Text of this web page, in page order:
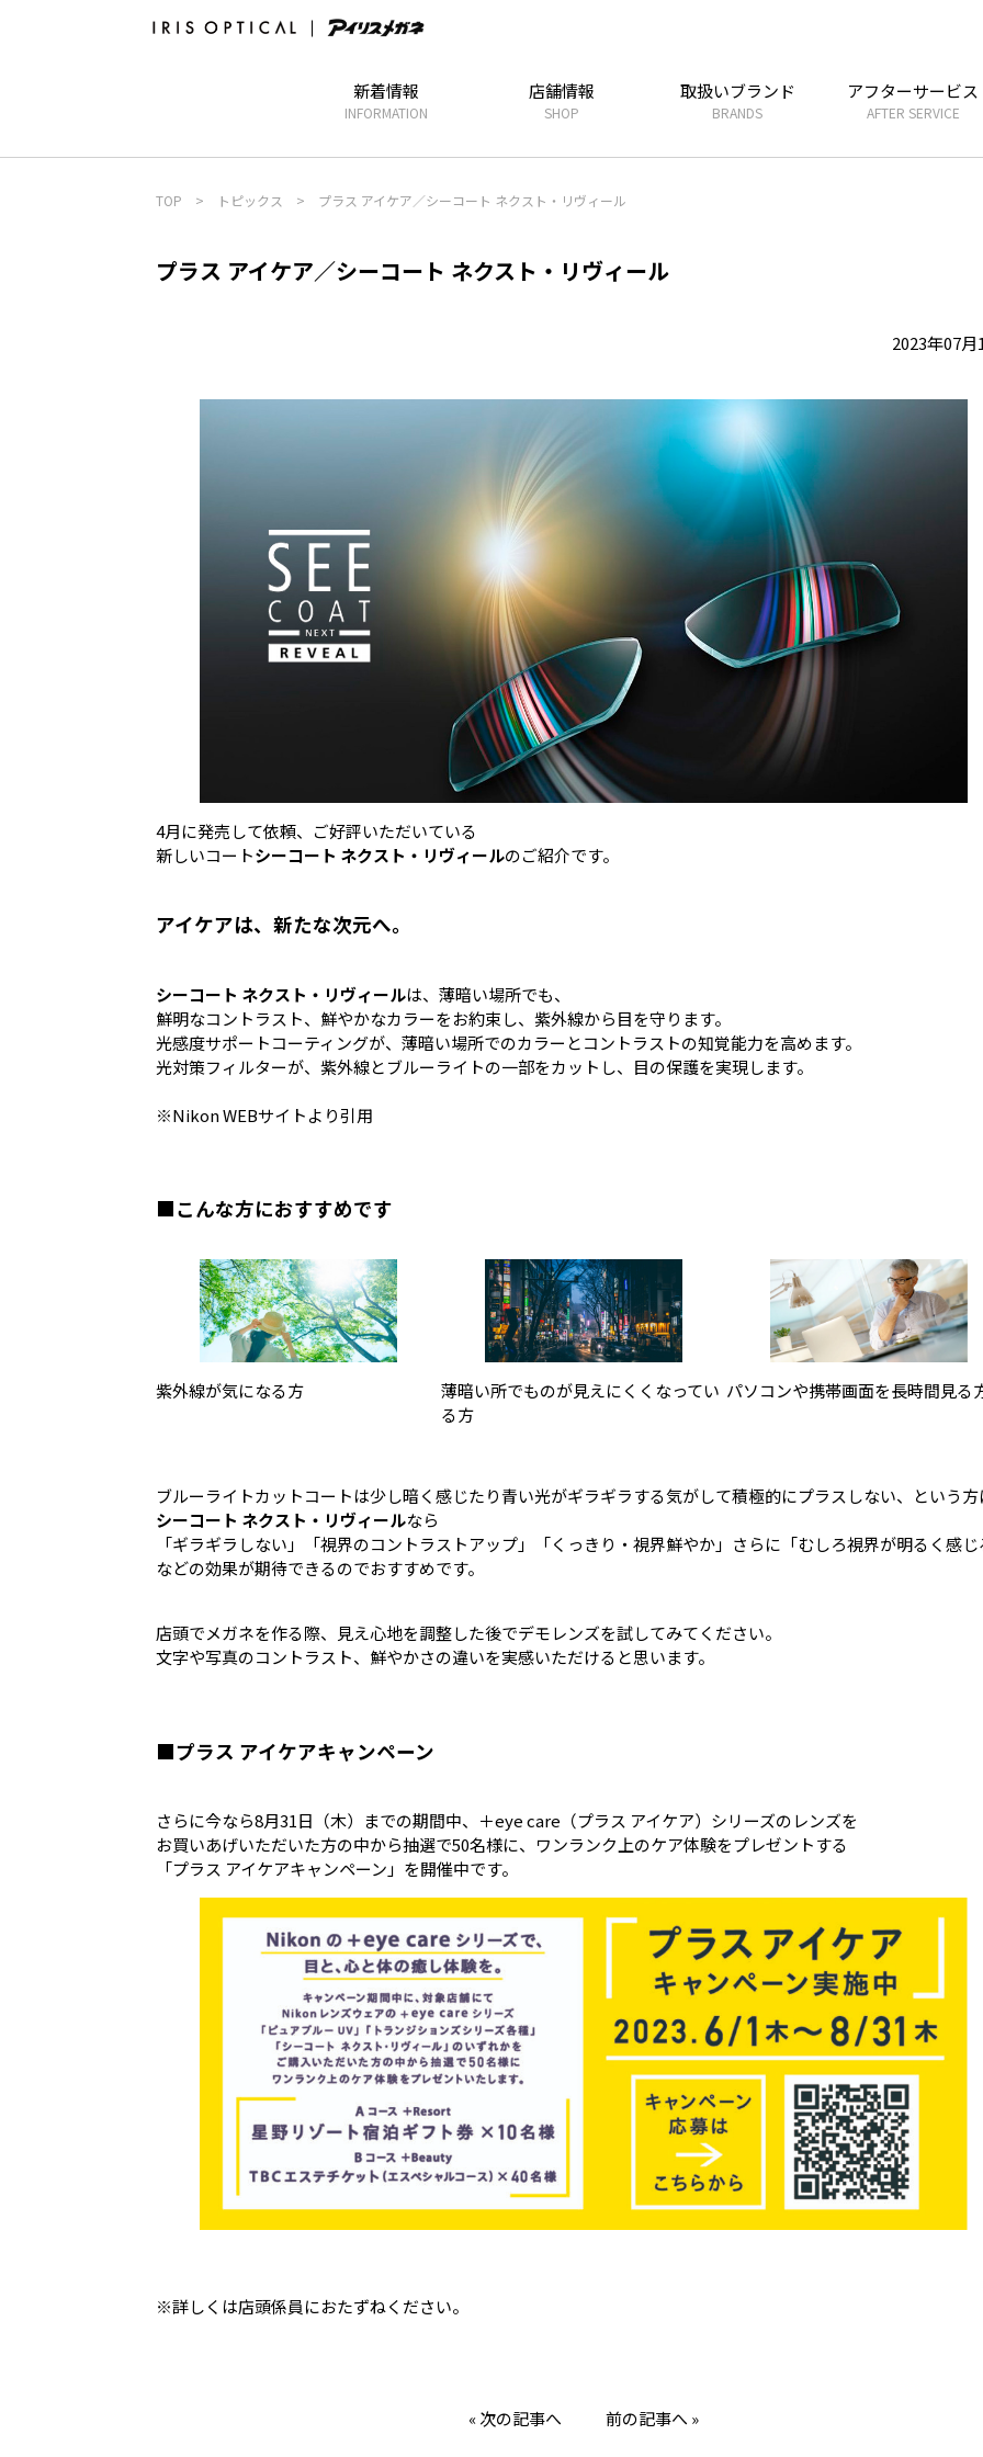
新着情報
INFORMATION
店舗情報
SHOP
取扱いブランド
BRANDS
アフターサービス
AFTER SERVICE
TOP > トピックス > プラス アイケア／シーコート ネクスト・リヴィール
プラス アイケア／シーコート ネクスト・リヴィール
2023年07月
4月に発売して依頼、ご好評いただいている
新しいコートシーコート ネクスト・リヴィールのご紹介です。
アイケアは、新たな次元へ。
シーコート ネクスト・リヴィールは、薄暗い場所でも、
鮮明なコントラスト、鮮やかなカラーをお約束し、紫外線から目を守ります。
光感度サポートコーティングが、薄暗い場所でのカラーとコントラストの知覚能力を高めます。
光対策フィルターが、紫外線とブルーライトの一部をカットし、目の保護を実現します。
※Nikon WEBサイトより引用
■こんな方におすすめです
紫外線が気になる方
薄暗い所でものが見えにくくなってい
る方
パソコンや携帯画面を長時間見る
ブルーライトカットコートは少し暗く感じたり青い光がギラギラする気がして積極的にプラスしない、という方
シーコート ネクスト・リヴィールなら
「ギラギラしない」「視界のコントラストアップ」「くっきり・視界鮮やか」さらに「むしろ視界が明るく感じ
などの効果が期待できるのでおすすめです。
店頭でメガネを作る際、見え心地を調整した後でデモレンズを試してみてください。
文字や写真のコントラスト、鮮やかさの違いを実感いただけると思います。
■プラス アイケアキャンペーン
さらに今なら8月31日（木）までの期間中、＋eye care（プラス アイケア）シリーズのレンズを
お買いあげいただいた方の中から抽選で50名様に、ワンランク上のケア体験をプレゼントする
「プラス アイケアキャンペーン」を開催中です。
※詳しくは店頭係員におたずねください。
« 次の記事へ 前の記事へ »